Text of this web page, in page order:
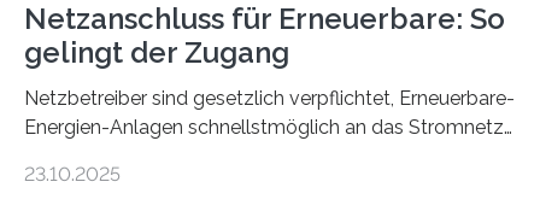
Netzanschluss für Erneuerbare: So
gelingt der Zugang
Netzbetreiber sind gesetzlich verpflichtet, Erneuerbare-
Energien-Anlagen schnellstmöglich an das Stromnetz
ermöglichen. Doch der dafür nötige Netzausbau hinkt
23.10.2025